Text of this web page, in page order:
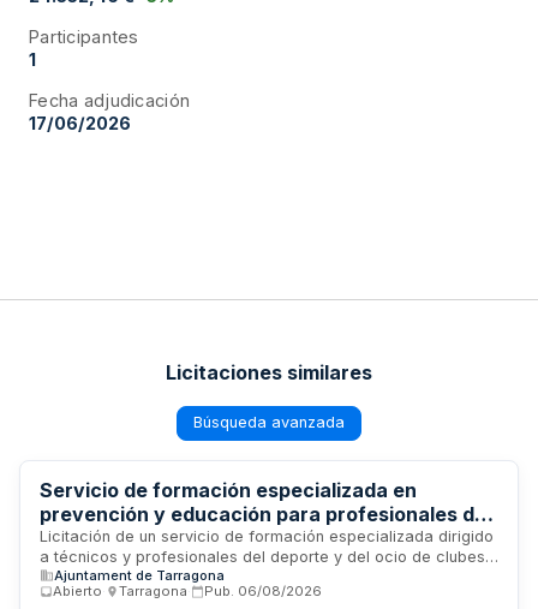
Participantes
1
Fecha adjudicación
17/06/2026
Licitaciones similares
Búsqueda avanzada
Servicio de formación especializada en
prevención y educación para profesionales del
deporte y ocio - Ayuntamiento de Tarragona
Licitación de un servicio de formación especializada dirigido
a técnicos y profesionales del deporte y del ocio de clubes
deportivos tarraconenses. La formación aborda el papel
preventivo de estas figuras técnicas como referentes
Ajuntament de Tarragona
Abierto
Tarragona Pub. 06/08/2026